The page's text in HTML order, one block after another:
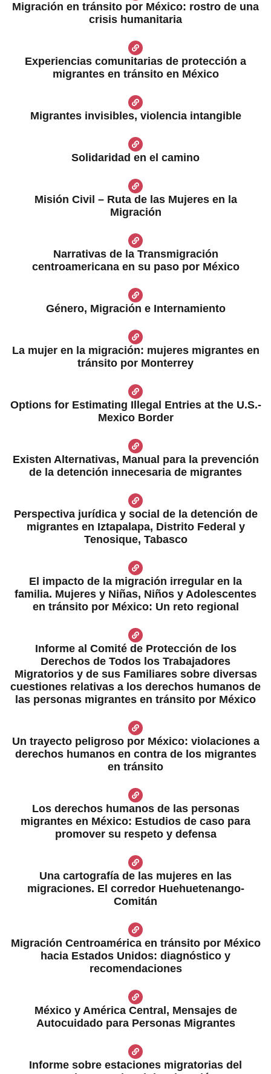
Migración en tránsito por México: rostro de una
crisis humanitaria
Experiencias comunitarias de protección a
migrantes en tránsito en México
Migrantes invisibles, violencia intangible
Solidaridad en el camino
Misión Civil – Ruta de las Mujeres en la
Migración
Narrativas de la Transmigración
centroamericana en su paso por México
Género, Migración e Internamiento
La mujer en la migración: mujeres migrantes en
tránsito por Monterrey
Options for Estimating Illegal Entries at the U.S.-
Mexico Border
Existen Alternativas, Manual para la prevención
de la detención innecesaria de migrantes
Perspectiva jurídica y social de la detención de
migrantes en Iztapalapa, Distrito Federal y
Tenosique, Tabasco
El impacto de la migración irregular en la
familia. Mujeres y Niñas, Niños y Adolescentes
en tránsito por México: Un reto regional
Informe al Comité de Protección de los
Derechos de Todos los Trabajadores
Migratorios y de sus Familiares sobre diversas
cuestiones relativas a los derechos humanos de
las personas migrantes en tránsito por México
Un trayecto peligroso por México: violaciones a
derechos humanos en contra de los migrantes
en tránsito
Los derechos humanos de las personas
migrantes en México: Estudios de caso para
promover su respeto y defensa
Una cartografía de las mujeres en las
migraciones. El corredor Huehuetenango-
Comitán
Migración Centroamérica en tránsito por México
hacia Estados Unidos: diagnóstico y
recomendaciones
México y América Central, Mensajes de
Autocuidado para Personas Migrantes
Informe sobre estaciones migratorias del